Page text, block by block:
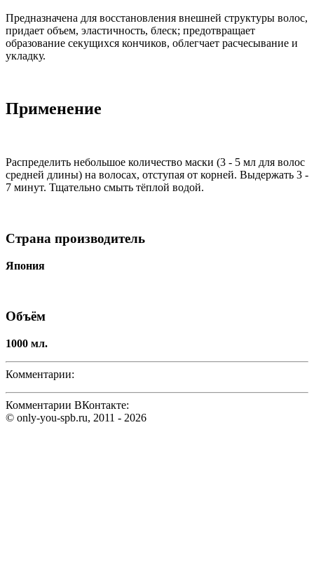
Предназначена для восстановления внешней структуры волос,
придает объем, эластичность, блеск; предотвращает
образование секущихся кончиков, облегчает расчесывание и
укладку.
Применение
Распределить небольшое количество маски (3 - 5 мл для волос
средней длины) на волосах, отступая от корней. Выдержать 3 -
7 минут. Тщательно смыть тёплой водой.
Страна производитель
Япония
Объём
1000 мл.
Комментарии:
Комментарии ВКонтакте:
© only-you-spb.ru, 2011 - 2026